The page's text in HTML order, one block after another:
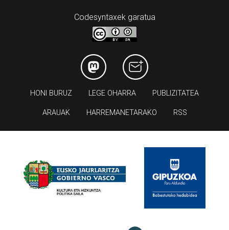
Codesyntaxek garatua
HONI BURUZ LEGE OHARRA PUBLIZITATEA
ARAUAK HARREMANETARAKO RSS